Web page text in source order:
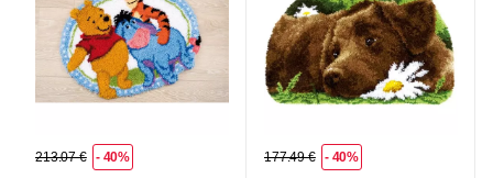
213.07 € - 40% 177.49 € - 40%